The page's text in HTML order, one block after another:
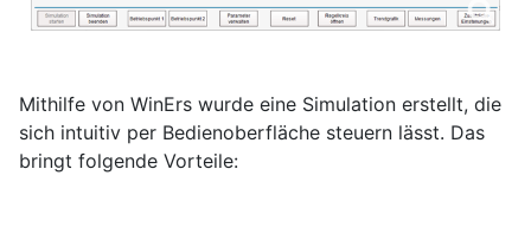
Mithilfe von WinErs wurde eine Simulation erstellt, die
sich intuitiv per Bedienoberfläche steuern lässt. Das
bringt folgende Vorteile: